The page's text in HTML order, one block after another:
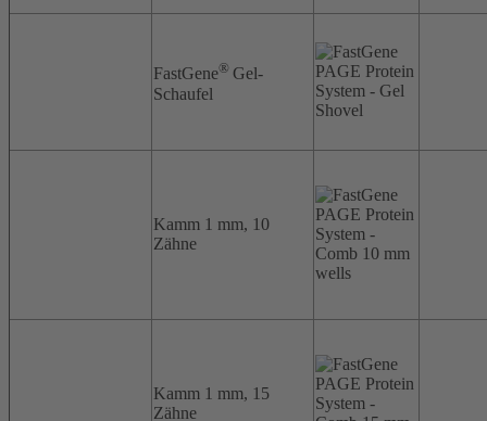
FastGene® Gel-
Schaufel
Kamm 1 mm, 10
Zähne
Kamm 1 mm, 15
Zähne